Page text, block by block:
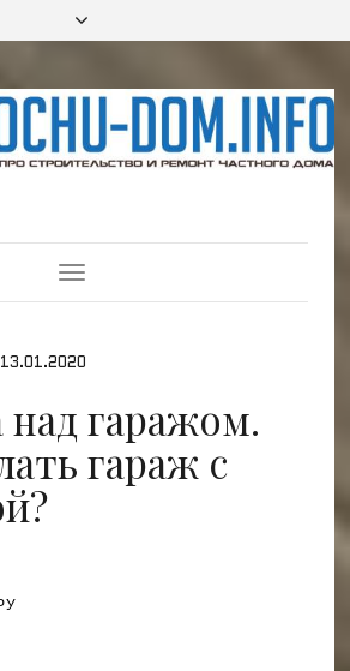
Toggle
Navigation
13.01.2020
над гаражом.
гараж с